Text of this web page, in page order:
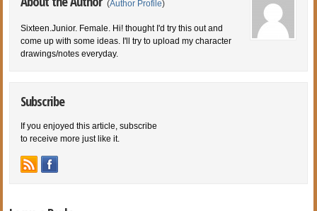
(Author Profile)
Sixteen.Junior. Female. Hi! thought I'd try this out and
come up with some ideas. I'll try to upload my character
drawings/notes everyday.
Subscribe
If you enjoyed this article, subscribe
to receive more just like it.